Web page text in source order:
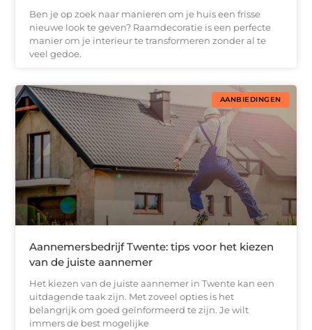
Ben je op zoek naar manieren om je huis een frisse
nieuwe look te geven? Raamdecoratie is een perfecte
manier om je interieur te transformeren zonder al te
veel gedoe.
AANBIEDINGEN
Aannemersbedrijf Twente: tips voor het kiezen
van de juiste aannemer
Het kiezen van de juiste aannemer in Twente kan een
uitdagende taak zijn. Met zoveel opties is het
belangrijk om goed geïnformeerd te zijn. Je wilt
immers de best mogelijke